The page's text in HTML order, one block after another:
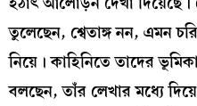
তুলেছেন, শ্বেতাঙ্গ নন, এমন
নিয়ে। কাহিনিতে তাদের
বলছেন, তাঁর লেখার মধ্যে